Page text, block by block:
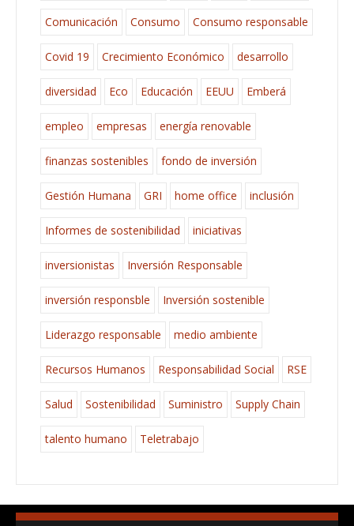
Comunicación Consumo Consumo responsable
Covid 19 Crecimiento Económico desarrollo
diversidad Eco Educación EEUU Emberá
empleo empresas energía renovable
finanzas sostenibles fondo de inversión
Gestión Humana GRI home office inclusión
Informes de sostenibilidad iniciativas
inversionistas Inversión Responsable
inversión responsble Inversión sostenible
Liderazgo responsable medio ambiente
Recursos Humanos Responsabilidad Social RSE
Salud Sostenibilidad Suministro Supply Chain
talento humano Teletrabajo